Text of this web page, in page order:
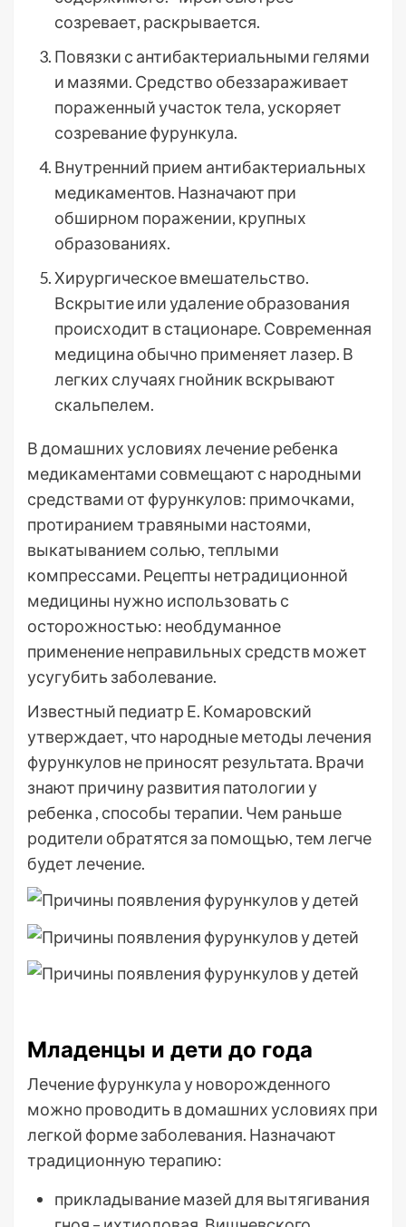
созревает, раскрывается.
Повязки с антибактериальными гелями
и мазями. Средство обеззараживает
пораженный участок тела, ускоряет
созревание фурункула.
Внутренний прием антибактериальных
медикаментов. Назначают при
обширном поражении, крупных
образованиях.
Хирургическое вмешательство.
Вскрытие или удаление образования
происходит в стационаре. Современная
медицина обычно применяет лазер. В
легких случаях гнойник вскрывают
скальпелем.
В домашних условиях лечение ребенка
медикаментами совмещают с народными
средствами от фурункулов: примочками,
протиранием травяными настоями,
выкатыванием солью, теплыми
компрессами. Рецепты нетрадиционной
медицины нужно использовать с
осторожностью: необдуманное
применение неправильных средств может
усугубить заболевание.
Известный педиатр Е. Комаровский
утверждает, что народные методы лечения
фурункулов не приносят результата. Врачи
знают причину развития патологии у
ребенка , способы терапии. Чем раньше
родители обратятся за помощью, тем легче
будет лечение.
Младенцы и дети до года
Лечение фурункула у новорожденного
можно проводить в домашних условиях при
легкой форме заболевания. Назначают
традиционную терапию:
прикладывание мазей для вытягивания